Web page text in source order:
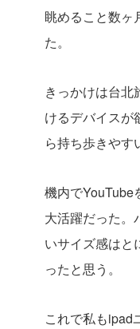
眺めること数ヶ
た。
きっかけは台北
けるデバイスが
ら持ち歩きやす
機内でYouTube
大活躍だった。
いサイズ感はと
ったと思う。
これで私もipad